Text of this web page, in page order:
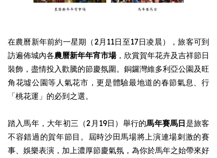
在農曆新年前約一星期（2月11日至17日凌晨），旅客可到
訪遍佈城內各農曆新年年宵市場，欣賞賀年花卉及吉祥節日
裝飾，盡情投入歡騰的節慶氛圍。銅鑼灣維多利亞公園及旺
角花墟公園等人氣花市，更是體驗最地道的春節氣息、行
「桃花運」的必到之選。
踏入馬年，大年初三（2月19日）舉行的馬年賽馬日 是旅客
不容錯過的賀年節目。屆時沙田馬場將上演連場刺激的賽
事、娛樂表演，加上濃厚節慶氣氛，為你於馬年之始帶來好